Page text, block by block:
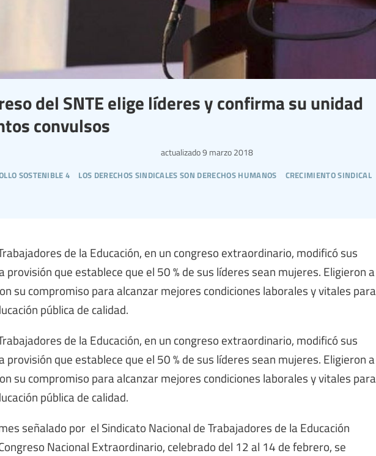
del SNTE elige líderes y confirma su unidad
convulsos
sostenible 4 los derechos sindicales son derechos humanos crecimiento sindical
actualizado9 marzo 2018
de la Educación, en un congreso extraordinario, modificó sus
que establece que el 50 % de sus líderes sean mujeres. Eligieron a
su compromiso para alcanzar mejores condiciones laborales y vitales para
pública de calidad.
de la Educación, en un congreso extraordinario, modificó sus
que establece que el 50 % de sus líderes sean mujeres. Eligieron a
su compromiso para alcanzar mejores condiciones laborales y vitales para
pública de calidad.
señalado por el Sindicato Nacional de Trabajadores de la Educación
Nacional Extraordinario, celebrado del 12 al 14 de febrero, se